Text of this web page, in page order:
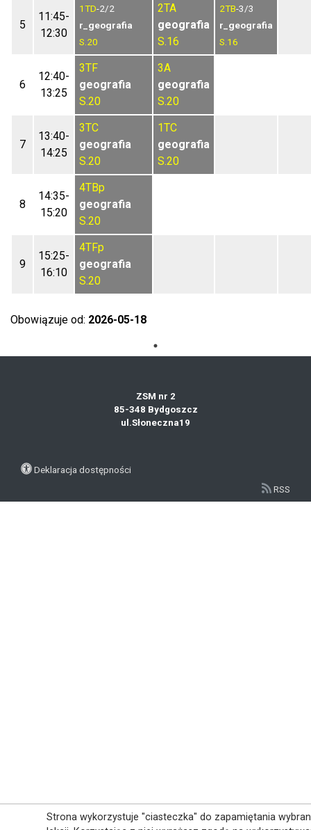
5
11:45-
12:30
1TD-2/2
r_geografia
S.20
2TA
geografia
S.16
2TB-3/3
r_geografia
S.16
6
12:40-
13:25
3TF
geografia
S.20
3A
geografia
S.20
7
13:40-
14:25
3TC
geografia
S.20
1TC
geografia
S.20
8
14:35-
15:20
4TBp
geografia
S.20
9
15:25-
16:10
4TFp
geografia
S.20
Obowiązuje od: 2026-05-18
Strona wykorzystuje "ciasteczka" do zapamiętania
ZSM nr 2
85-348 Bydgoszcz
ul.Słoneczna19
Deklaracja dostępności
RSS